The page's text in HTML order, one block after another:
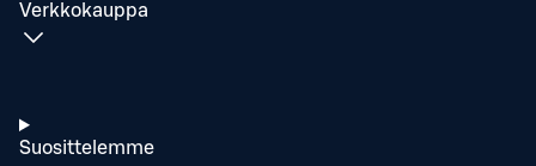
Verkkokauppa
Suosittelemme